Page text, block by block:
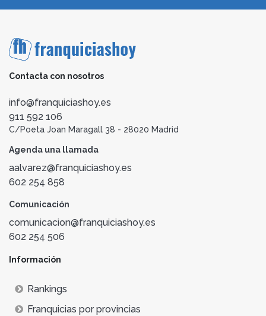
Contacta con nosotros
info@franquiciashoy.es
911 592 106
C/Poeta Joan Maragall 38 - 28020 Madrid
Agenda una llamada
aalvarez@franquiciashoy.es
602 254 858
Comunicación
comunicacion@franquiciashoy.es
602 254 506
Información
Rankings
Franquicias por provincias